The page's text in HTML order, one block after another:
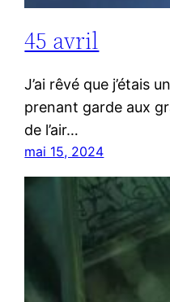
45 avril
J’ai rêvé que j’étais
prenant garde aux
de l’air…
mai 15, 2024